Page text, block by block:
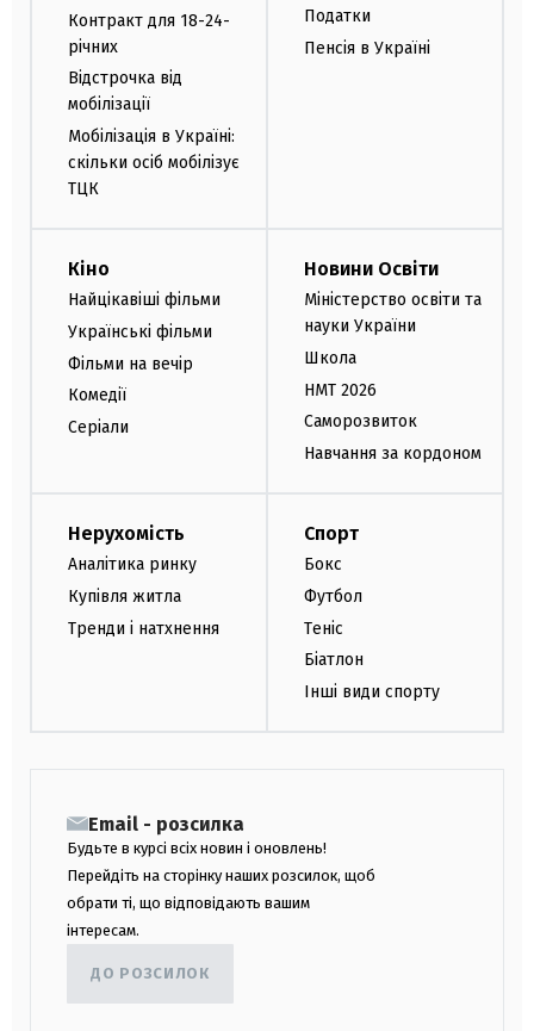
Контракт для 18-24-
річних
Відстрочка від
мобілізації
Мобілізація в Україні:
скільки осіб мобілізує
ТЦК
Податки
Пенсія в Україні
Кіно
Найцікавіші фільми
Українські фільми
Фільми на вечір
Комедії
Серіали
Новини Освіти
Міністерство освіти та
науки України
Школа
НМТ 2026
Саморозвиток
Навчання за кордоном
Нерухомість
Аналітика ринку
Купівля житла
Тренди і натхнення
Спорт
Бокс
Футбол
Теніс
Біатлон
Інші види спорту
Email - розсилка
Будьте в курсі всіх новин і оновлень!
Перейдіть на сторінку наших розсилок, щоб
обрати ті, що відповідають вашим
інтересам.
ДО РОЗСИЛОК